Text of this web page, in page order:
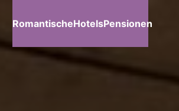
RomantischeHotelsPensionen